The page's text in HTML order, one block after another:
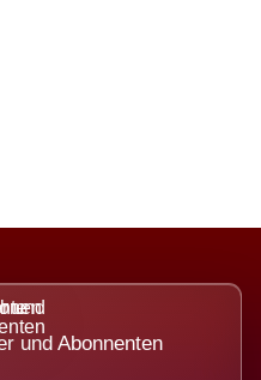
und Abonnenten